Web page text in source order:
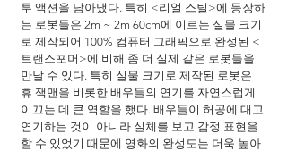
투 액션을 담아냈다. 특히 <리얼 스틸>에 등장하
는 로봇들은 2m ~ 2m 60cm에 이르는 실물 크기
로 제작되어 100% 컴퓨터 그래픽으로 완성된 <
트랜스포머>에 비해 좀 더 실제 같은 로봇들을
만날 수 있다. 특히 실물 크기로 제작된 로봇은
휴 잭맨을 비롯한 배우들의 연기를 자연스럽게
이끄는 데 큰 역할을 했다. 배우들이 허공에 대고
연기하는 것이 아니라 실체를 보고 감정 표현을
할 수 있었기 때문에 영화의 완성도는 더욱 높아